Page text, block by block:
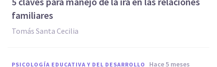
familiares
Tomás Santa Cecilia
PSICOLOGÍA EDUCATIVA Y DEL DESARROLLO hace 5 meses